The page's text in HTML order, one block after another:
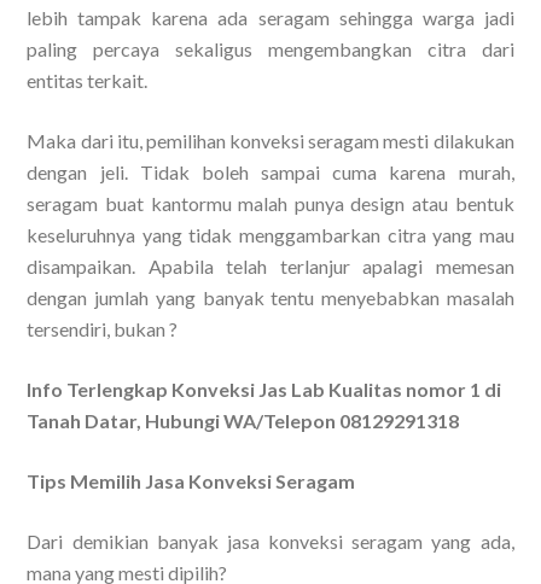
lebih tampak karena ada seragam sehingga warga jadi
paling percaya sekaligus mengembangkan citra dari
entitas terkait.
Maka dari itu, pemilihan konveksi seragam mesti dilakukan
dengan jeli. Tidak boleh sampai cuma karena murah,
seragam buat kantormu malah punya design atau bentuk
keseluruhnya yang tidak menggambarkan citra yang mau
disampaikan. Apabila telah terlanjur apalagi memesan
dengan jumlah yang banyak tentu menyebabkan masalah
tersendiri, bukan ?
Info Terlengkap Konveksi Jas Lab Kualitas nomor 1 di
Tanah Datar, Hubungi WA/Telepon 08129291318
Tips Memilih Jasa Konveksi Seragam
Dari demikian banyak jasa konveksi seragam yang ada,
mana yang mesti dipilih?